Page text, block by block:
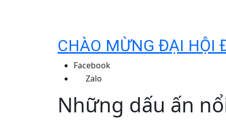
CHÀO MỪNG ĐẠI HỘI
Facebook
Zalo
Những dấu ấn